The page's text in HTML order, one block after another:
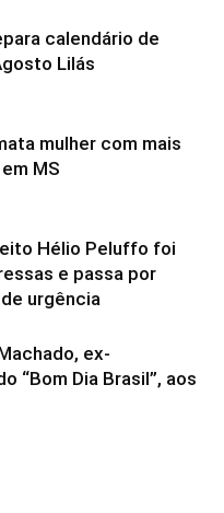
calendário de
Lilás
mulher com mais
MS
Hélio Peluffo foi
e passa por
urgência
ex-
“Bom Dia Brasil”, aos